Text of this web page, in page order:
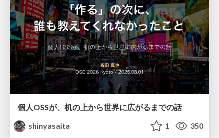
個人OSSが、机の上から世界に広がるまでの話
shinyasaita
1 350